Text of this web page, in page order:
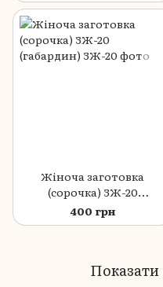
Жіноча заготовка
(сорочка) ЗЖ-20
(габардин)
400 грн
Показати